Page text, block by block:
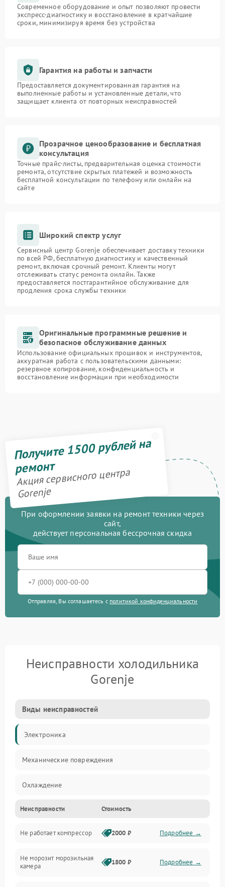
Современное оборудование и опыт позволяют провести
экспресс-диагностику и восстановление в кратчайшие
сроки, минимизируя время без устройства
Гарантия на работы и запчасти
Предоставляется документированная гарантия на
выполненные работы и установленные детали, что
защищает клиента от повторных неисправностей
Прозрачное ценообразование и бесплатная
консультация
Точные прайс-листы, предварительная оценка стоимости
ремонта, отсутствие скрытых платежей и возможность
бесплатной консультации по телефону или онлайн на
сайте
Широкий спектр услуг
Сервисный центр Gorenje обеспечивает доставку техники
по всей РФ, бесплатную диагностику и качественный
ремонт, включая срочный ремонт. Клиенты могут
отслеживать статус ремонта онлайн. Также
предоставляется постгарантийное обслуживание для
продления срока службы техники
Оригинальные программные решение и
безопасное обслуживание данных
Использование официальных прошивок и инструментов,
аккуратная работа с пользовательскими данными:
резервное копирование, конфиденциальность и
восстановление информации при необходимости
Получите 1500 рублей на
ремонт
Акция сервисного центра
Gorenje
При оформлении заявки на ремонт техники через
сайт,
действует персональная бессрочная скидка
Отправляя, Вы соглашаетесь с политикой конфиденциальности
Неисправности холодильника
Gorenje
Виды неисправностей
Электроника
Механические повреждения
Охлаждение
Механика
Электропитание
Дренаж
Неисправности Стоимость
Не работает компрессор 2000 ₽ Подробнее →
Не морозит морозильная
камера
1800 ₽ Подробнее →